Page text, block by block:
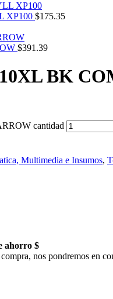
XP100 $175.35
$391.39
BK
cantidad
Multimedia e Insumos,
ahorro $
nos pondremos en